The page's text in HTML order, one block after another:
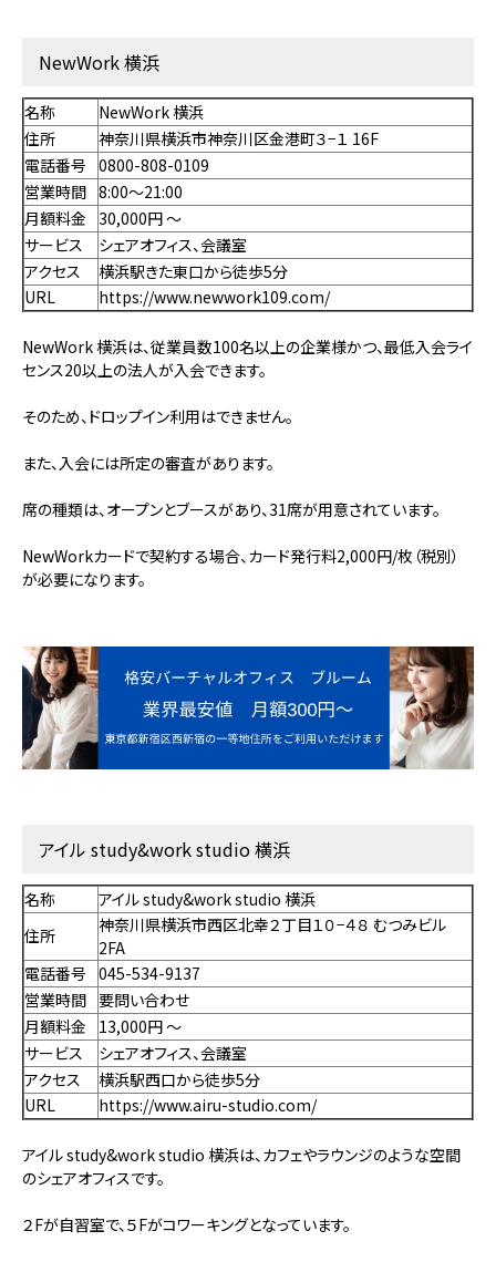
NewWork 横浜
名称
NewWork 横浜
住所
神奈川県横浜市神奈川区金港町３−１ 16F
電話番号 0800-808-0109
営業時間 8:00～21:00
月額料金 30,000円 〜
サービス
シェアオフィス、会議室
アクセス
横浜駅きた東口から徒歩5分
URL
https://www.newwork109.com/
NewWork 横浜は、従業員数100名以上の企業様かつ、最低入会ライ
センス20以上の法人が入会できます。
そのため、ドロップイン利用はできません。
また、入会には所定の審査があります。
席の種類は、オープンとブースがあり、31席が用意されています。
NewWorkカードで契約する場合、カード発行料2,000円/枚（税別）
が必要になります。
アイル study&work studio 横浜
名称
アイル study&work studio 横浜
住所
神奈川県横浜市西区北幸２丁目１０−４８ むつみビル
2FA
電話番号 045-534-9137
営業時間 要問い合わせ
月額料金
13,000円 〜
サービス
シェアオフィス、会議室
アクセス
横浜駅西口から徒歩5分
URL
https://www.airu-studio.com/
アイル study&work studio 横浜は、カフェやラウンジのような空間
のシェアオフィスです。
２Fが自習室で、５Fがコワーキングとなっています。